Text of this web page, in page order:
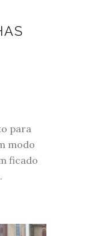
para
modo
ficado